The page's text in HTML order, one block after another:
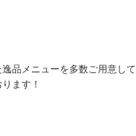
品メニューを多数ご用意して
ます！